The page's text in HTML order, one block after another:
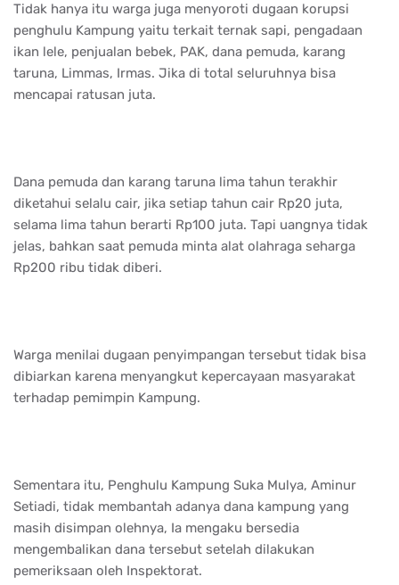
Tidak hanya itu warga juga menyoroti dugaan korupsi
penghulu Kampung yaitu terkait ternak sapi, pengadaan
ikan lele, penjualan bebek, PAK, dana pemuda, karang
taruna, Limmas, Irmas. Jika di total seluruhnya bisa
mencapai ratusan juta.
Dana pemuda dan karang taruna lima tahun terakhir
diketahui selalu cair, jika setiap tahun cair Rp20 juta,
selama lima tahun berarti Rp100 juta. Tapi uangnya tidak
jelas, bahkan saat pemuda minta alat olahraga seharga
Rp200 ribu tidak diberi.
Warga menilai dugaan penyimpangan tersebut tidak bisa
dibiarkan karena menyangkut kepercayaan masyarakat
terhadap pemimpin Kampung.
Sementara itu, Penghulu Kampung Suka Mulya, Aminur
Setiadi, tidak membantah adanya dana kampung yang
masih disimpan olehnya, Ia mengaku bersedia
mengembalikan dana tersebut setelah dilakukan
pemeriksaan oleh Inspektorat.